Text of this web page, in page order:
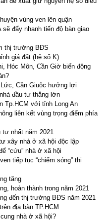
vùng ven lên quận
đẩy nhanh tiến độ bàn giao
thị trường BĐS
giá đất (hệ số K)
Hóc Môn, Cần Giờ biến động
Cần Giuộc hưởng lợi
đầu tư thắng lớn
Tp.HCM với tỉnh Long An
liên kết vùng trọng điểm phía
tư nhất năm 2021
xây nhà ở xã hội độc lập
“cứu” nhà ở xã hội
tiếp tục “chiếm sóng” thị
tăng
hoàn thành trong năm 2021
đến thị trường BĐS năm 2021
địa bàn TP.HCM
nhà ở xã hội?